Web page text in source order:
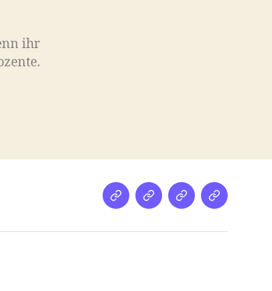
ihr
Netz
Medienstreamletter
Podcast